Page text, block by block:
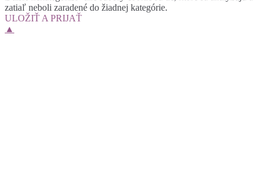
zatiaľ neboli zaradené do žiadnej kategórie.
ULOŽIŤ A PRIJAŤ
▲